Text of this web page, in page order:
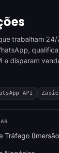
trabalham
e disparam
API
Tráfego